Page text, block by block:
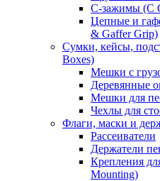
С-зажимы (C
Цепные и
& Gaffer Grip)
Сумки, кейсы,
Boxes)
Мешки с
Деревянные
Мешки для
Чехлы для
Флаги, маски и
Рассеиватели
Держатели
Крепления
Mounting)